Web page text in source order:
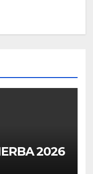
2026